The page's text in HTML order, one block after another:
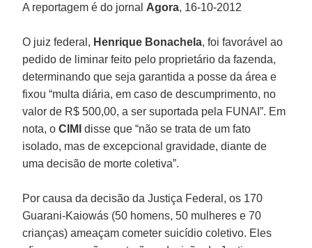
A reportagem é do jornal Agora, 16-10-2012
O juiz federal, Henrique Bonachela, foi favorável ao
pedido de liminar feito pelo proprietário da fazenda,
determinando que seja garantida a posse da área e
fixou “multa diária, em caso de descumprimento, no
valor de R$ 500,00, a ser suportada pela FUNAI”. Em
nota, oCIMIdisse que “não se trata de um fato
isolado, mas de excepcional gravidade, diante de
uma decisão de morte coletiva”.
Por causa da decisão da Justiça Federal, os 170
Guarani-Kaiowás (50 homens, 50 mulheres e 70
crianças) ameaçam cometer suicídio coletivo. Eles